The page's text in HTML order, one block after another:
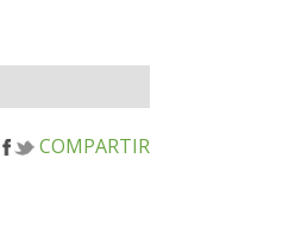
COMPARTIR